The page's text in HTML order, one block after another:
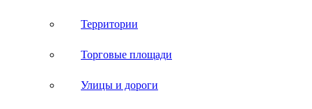
Территории
Торговые площади
Улицы и дороги